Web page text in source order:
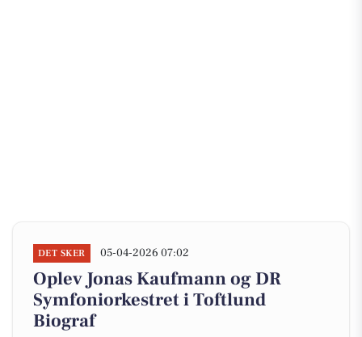
DET SKER 05-04-2026 07:02
Oplev Jonas Kaufmann og DR
Symfoniorkestret i Toftlund
Biograf